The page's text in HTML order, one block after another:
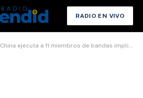
RADIO EN VIVO
China ejecuta a 11 miembros de bandas implicadas en centros de ciberestafa en Birmania